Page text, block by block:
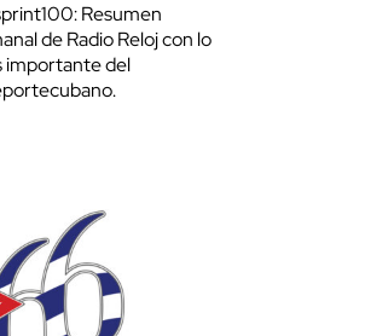
Resumen
de Radio Reloj con lo
importante del